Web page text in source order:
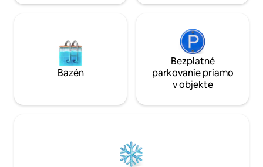
Bazén
Bezplatné
parkovanie priamo
v objekte